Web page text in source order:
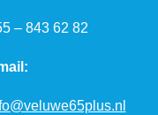
– 843 62 82